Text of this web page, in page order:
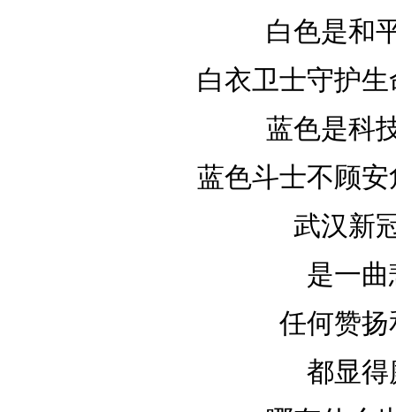
白色是和
白衣卫士守护
蓝色是科
蓝色斗士不顾
武汉新
是一
任何赞
都显